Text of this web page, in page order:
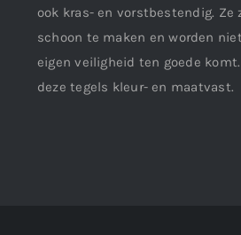
ook kras- en vorstbestendig.
schoon te maken en worden
eigen veiligheid ten goede
deze tegels kleur- en maatvast.